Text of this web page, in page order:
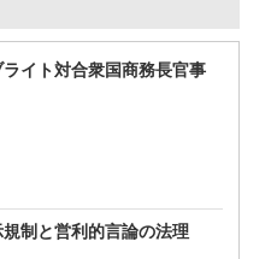
イト対合衆国商務長官事
制と営利的言論の法理